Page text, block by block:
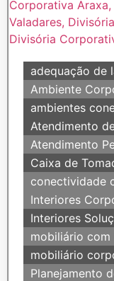
adequação de
Ambiente
ambientes
Atendimento
Atendimento
Caixa de
conectividade
Interiores
Interiores
mobiliário
mobiliário
Planejamento